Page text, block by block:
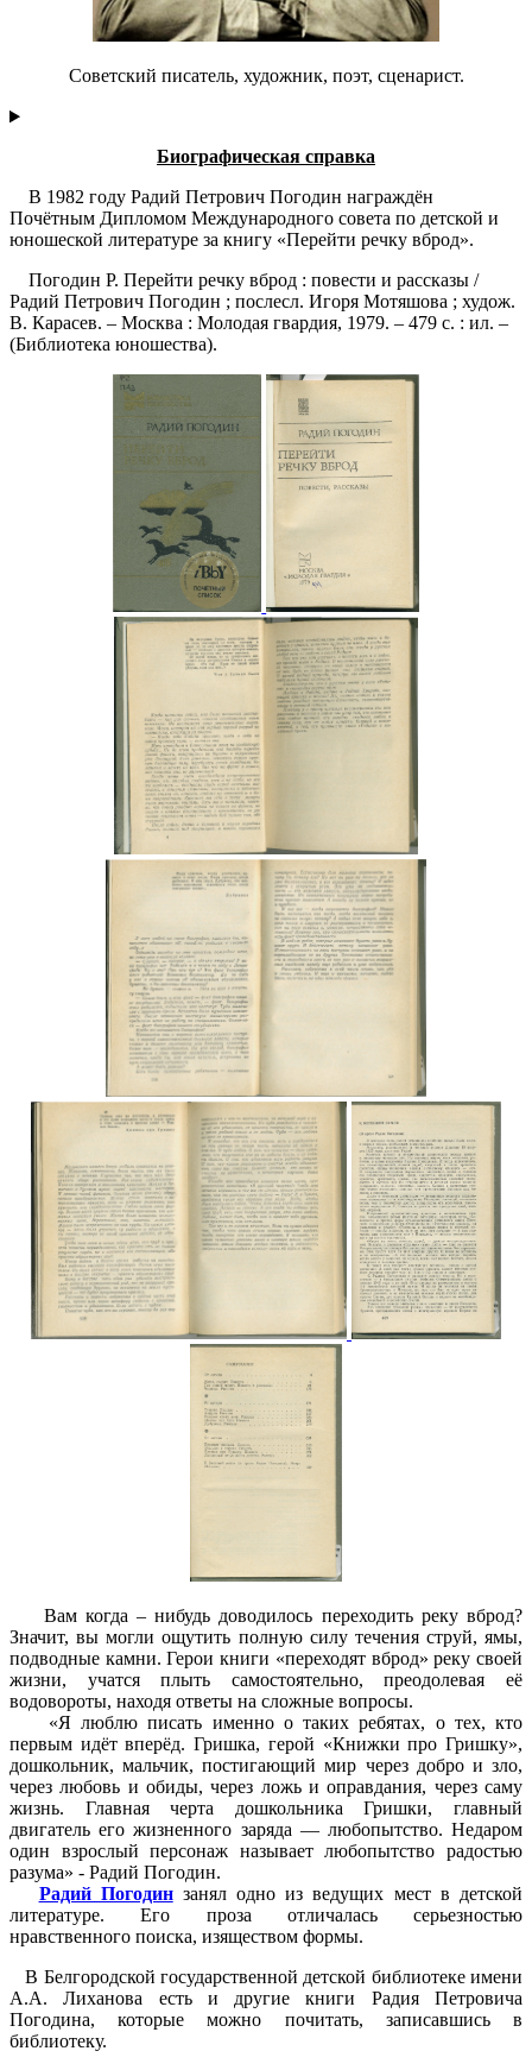
Советский писатель, художник, поэт, сценарист.
Биографическая справка
В 1982 году Радий Петрович Погодин награждён
Почётным Дипломом Международного совета по детской и
юношеской литературе за книгу «Перейти речку вброд».
Погодин Р. Перейти речку вброд : повести и рассказы /
Радий Петрович Погодин ; послесл. Игоря Мотяшова ; худож.
В. Карасев. – Москва : Молодая гвардия, 1979. – 479 с. : ил. –
(Библиотека юношества).
Вам когда – нибудь доводилось переходить реку вброд?
Значит, вы могли ощутить полную силу течения струй, ямы,
подводные камни. Герои книги «переходят вброд» реку своей
жизни, учатся плыть самостоятельно, преодолевая её
водовороты, находя ответы на сложные вопросы.
«Я люблю писать именно о таких ребятах, о тех, кто
первым идёт вперёд. Гришка, герой «Книжки про Гришку»,
дошкольник, мальчик, постигающий мир через добро и зло,
через любовь и обиды, через ложь и оправдания, через саму
жизнь. Главная черта дошкольника Гришки, главный
двигатель его жизненного заряда — любопытство. Недаром
один взрослый персонаж называет любопытство радостью
разума» - Радий Погодин.
Радий Погодинзанял одно из ведущих мест в детской
литературе. Его проза отличалась серьезностью
нравственного поиска, изяществом формы.
В Белгородской государственной детской библиотеке имени
А.А. Лиханова есть и другие книги Радия Петровича
Погодина, которые можно почитать, записавшись в
библиотеку.